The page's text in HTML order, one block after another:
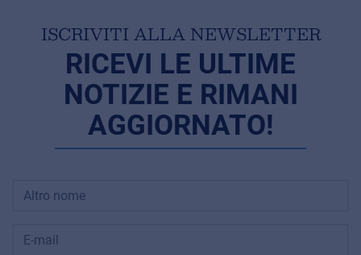
ISCRIVITI ALLA NEWSLETTER
RICEVI LE ULTIME
NOTIZIE E RIMANI
AGGIORNATO!